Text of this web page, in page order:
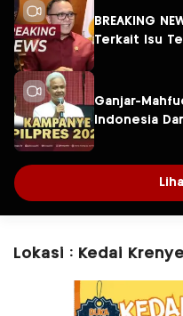
BREAKING
Terkait Isu
Ganjar-
Indonesia
Lokasi : Kedai